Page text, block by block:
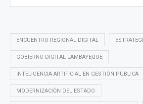
ENCUENTRO REGIONAL DIGITAL
GOBIERNO DIGITAL LAMBAYEQUE
INTELIGENCIA ARTIFICIAL EN GESTIÓN PÚBLICA
MODERNIZACIÓN DEL ESTADO